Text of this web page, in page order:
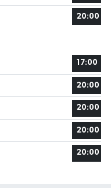
20:00
17:00
20:00
20:00
20:00
20:00